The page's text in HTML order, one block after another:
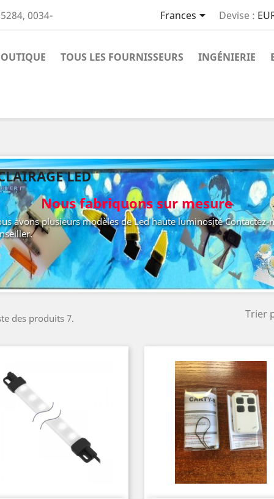
0034- Frances Devise :
TOUS LES FOURNISSEURS INGÉNIERIE
LED
Nous fabriquons sur mesure
avons plusieurs modèles de Led haute luminosité
des produits 7.
Trier